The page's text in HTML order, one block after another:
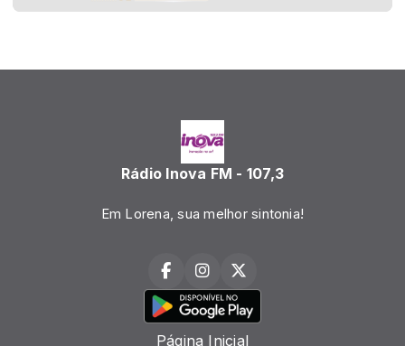
Rádio Inova FM - 107,3
Em Lorena, sua melhor sintonia!
Página Inicial